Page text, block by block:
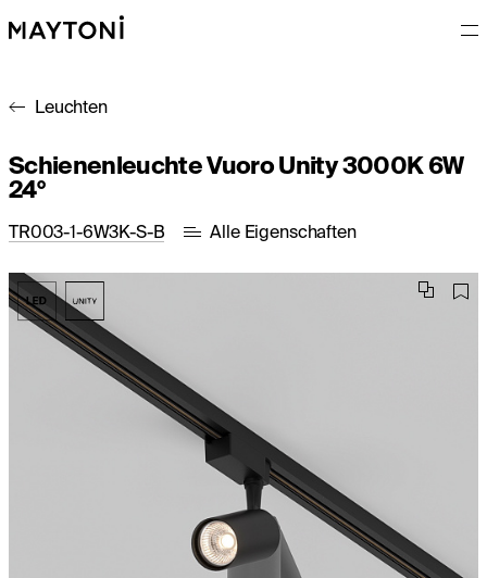
Leuchten
Schienenleuchte Vuoro Unity 3000K 6W
24°
TR003-1-6W3K-S-B Alle Eigenschaften